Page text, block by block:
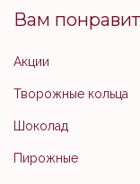
Вам
Акции
Творожные кольца
Шоколад
Пирожные